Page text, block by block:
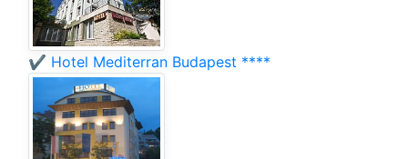
✔️ Hotel Mediterran Budapest ****